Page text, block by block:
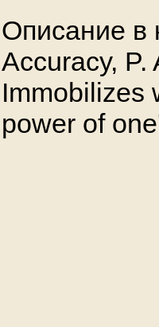
Описание в
Accuracy, P.
Immobilizes
power of